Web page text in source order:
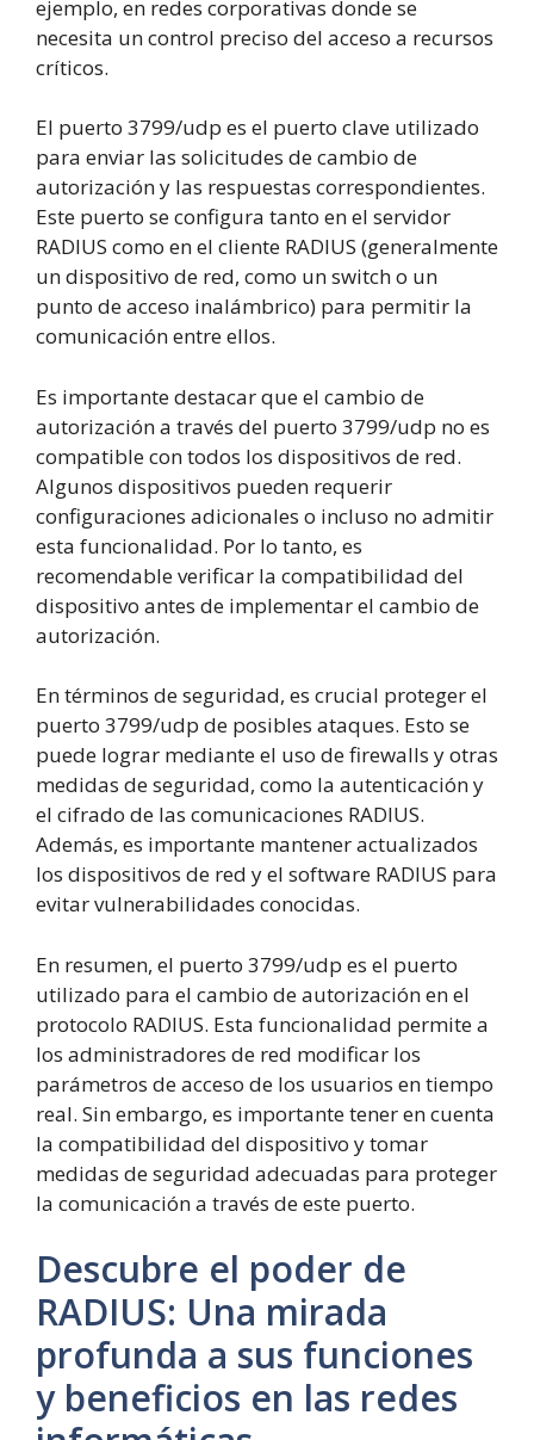
ejemplo, en redes corporativas donde se
necesita un control preciso del acceso a recursos
críticos.
El puerto 3799/udp es el puerto clave utilizado
para enviar las solicitudes de cambio de
autorización y las respuestas correspondientes.
Este puerto se configura tanto en el servidor
RADIUS como en el cliente RADIUS (generalmente
un dispositivo de red, como un switch o un
punto de acceso inalámbrico) para permitir la
comunicación entre ellos.
Es importante destacar que el cambio de
autorización a través del puerto 3799/udp no es
compatible con todos los dispositivos de red.
Algunos dispositivos pueden requerir
configuraciones adicionales o incluso no admitir
esta funcionalidad. Por lo tanto, es
recomendable verificar la compatibilidad del
dispositivo antes de implementar el cambio de
autorización.
En términos de seguridad, es crucial proteger el
puerto 3799/udp de posibles ataques. Esto se
puede lograr mediante el uso de firewalls y otras
medidas de seguridad, como la autenticación y
el cifrado de las comunicaciones RADIUS.
Además, es importante mantener actualizados
los dispositivos de red y el software RADIUS para
evitar vulnerabilidades conocidas.
En resumen, el puerto 3799/udp es el puerto
utilizado para el cambio de autorización en el
protocolo RADIUS. Esta funcionalidad permite a
los administradores de red modificar los
parámetros de acceso de los usuarios en tiempo
real. Sin embargo, es importante tener en cuenta
la compatibilidad del dispositivo y tomar
medidas de seguridad adecuadas para proteger
la comunicación a través de este puerto.
Descubre el poder de
RADIUS: Una mirada
profunda a sus funciones
y beneficios en las redes